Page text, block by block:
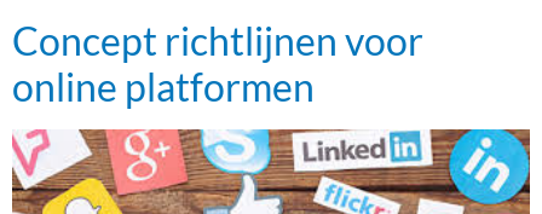
Concept richtlijnen voor
online platformen